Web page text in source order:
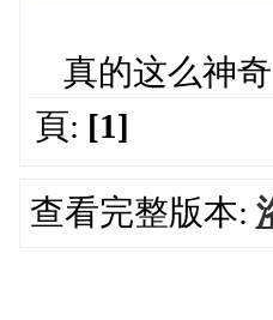
真的这么神奇
頁: [1]
查看完整版本: